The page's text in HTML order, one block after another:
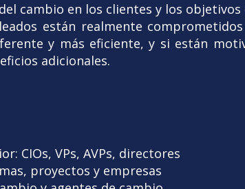
cambio en los clientes y los objetivos
están realmente
y más eficiente, y si están
adicionales.
CIOs, VPs, AVPs, directores
proyectos y empresas